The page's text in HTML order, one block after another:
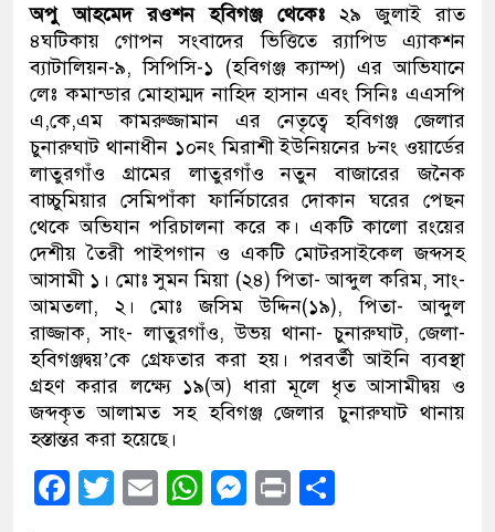
অপু আহমেদ রওশন হবিগঞ্জ থেকেঃ ২৯ জুলাই রাত
৪ঘটিকায় গোপন সংবাদের ভিত্তিতে র‌্যাপিড এ্যাকশন
ব্যাটালিয়ন-৯, সিপিসি-১ (হবিগঞ্জ ক্যাম্প) এর আভিযানে
লেঃ কমান্ডার মোহাম্মদ নাহিদ হাসান এবং সিনিঃ এএসপি
এ,কে,এম কামরুজ্জামান এর নেতৃত্বে হবিগঞ্জ জেলার
চুনারুঘাট থানাধীন ১০নং মিরাশী ইউনিয়নের ৮নং ওয়ার্ডের
লাতুরগাঁও গ্রামের লাতুরগাঁও নতুন বাজারের জনৈক
বাচ্চুমিয়ার সেমিপাঁকা ফার্নিচারের দোকান ঘরের পেছন
থেকে অভিযান পরিচালনা করে ক। একটি কালো রংয়ের
দেশীয় তৈরী পাইপগান ও একটি মোটরসাইকেল জব্দসহ
আসামী ১। মোঃ সুমন মিয়া (২৪) পিতা- আব্দুল করিম, সাং-
আমতলা, ২। মোঃ জসিম উদ্দিন(১৯), পিতা- আব্দুল
রাজ্জাক, সাং- লাতুরগাঁও, উভয় থানা- চুনারুঘাট, জেলা-
হবিগঞ্জদ্বয়’কে গ্রেফতার করা হয়। পরবর্তী আইনি ব্যবস্থা
গ্রহণ করার লক্ষ্যে ১৯(অ) ধারা মূলে ধৃত আসামীদ্বয় ও
জব্দকৃত আলামত সহ হবিগঞ্জ জেলার চুনারুঘাট থানায়
হস্তান্তর করা হয়েছে।
Facebook
Twitter
EmailWhatsApp
Messenger
Print